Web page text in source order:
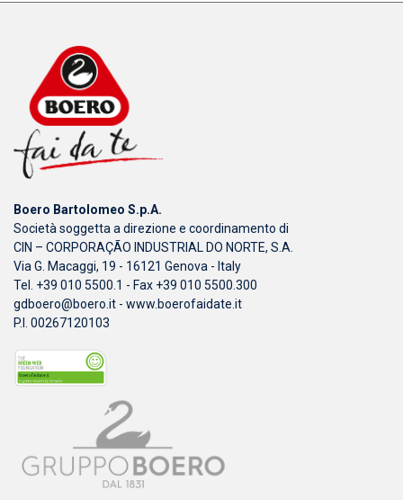
Boero Bartolomeo S.p.A.
Società soggetta a direzione e coordinamento di
CIN – CORPORAÇÃO INDUSTRIAL DO NORTE, S.A.
Via G. Macaggi, 19 - 16121 Genova - Italy
Tel. +39 010 5500.1 - Fax +39 010 5500.300
gdboero@boero.it - www.boerofaidate.it
P.I. 00267120103